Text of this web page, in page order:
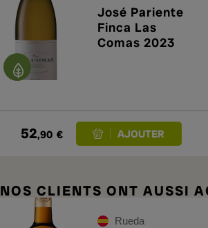
José Pariente
Finca Las
Comas 2023
52,90 €
NOS CLIENTS ONT AUSSI
Rueda